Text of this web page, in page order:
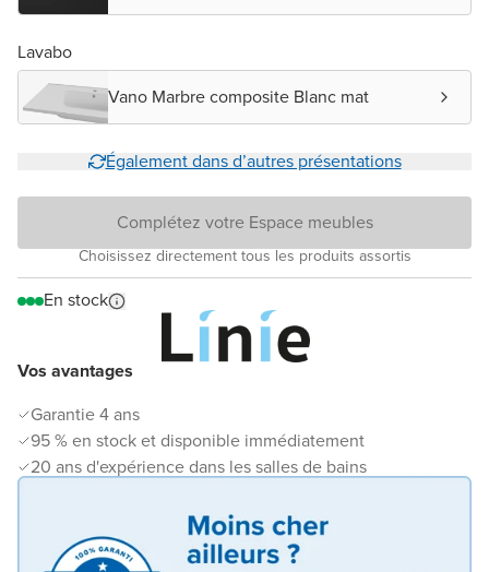
Vos avantages
Garantie 4 ans
95 % en stock et disponible immédiatement
20 ans d'expérience dans les salles de bains
Lavabo
Vano Marbre composite Blanc mat
Également dans d’autres présentations
Complétez votre Espace meubles
Choisissez directement tous les produits assortis
En stock